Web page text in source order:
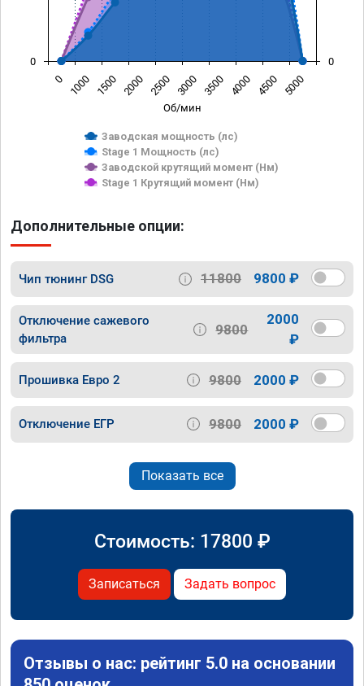
Об/мин
Заводская мощность (лс)
Stage 1 Мощность (лс)
Заводской крутящий момент (Нм)
Stage 1 Крутящий момент (Нм)
0 1000 1500 2000 2500 3000 3500 4000 4500 5000
0 0
Дополнительные опции:
Чип тюнинг DSG 11800 9800 ₽
Отключение сажевого
фильтра
9800
2000
₽
Прошивка Евро 2 9800 2000 ₽
Отключение ЕГР 9800 2000 ₽
Показать все
Стоимость: 17800 ₽
Записаться Задать вопрос
Отзывы о нас: рейтинг 5.0 на основании